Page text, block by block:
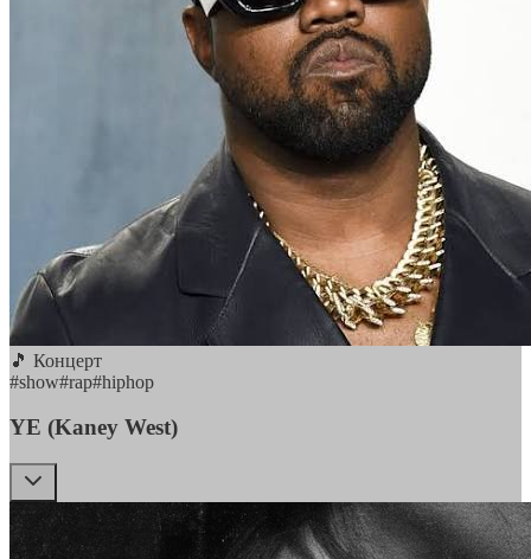
🎵 Концерт
#show#rap#hiphop
YE (Kaney West)